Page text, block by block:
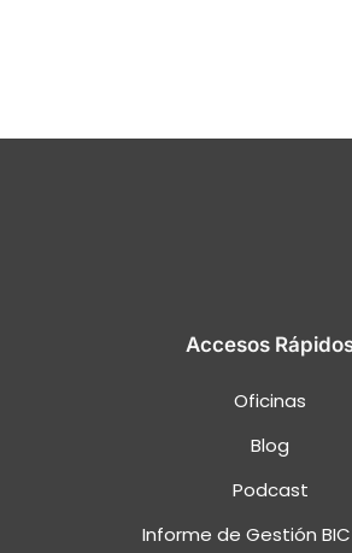
Accesos
Oficinas
Blog
Podcast
Informe de Gestión